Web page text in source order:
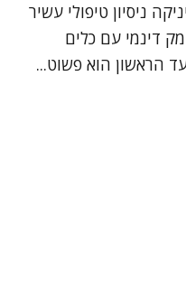
ניסיון טיפולי עשיר
דינמי עם כלים
הראשון הוא פשוט...